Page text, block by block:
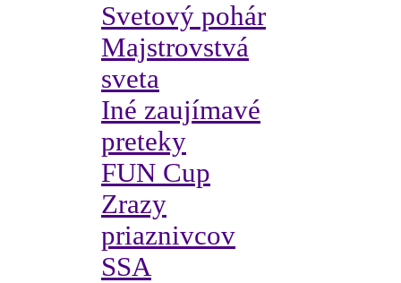
Svetový pohár
Majstrovstvá
sveta
Iné zaujímavé
preteky
FUN Cup
Zrazy
priaznivcov
SSA